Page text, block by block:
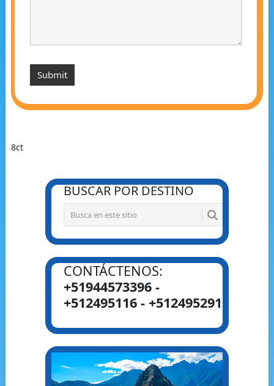
8ct
BUSCAR POR DESTINO
CONTÁCTENOS:
+51944573396 -
+512495116 - +512495291